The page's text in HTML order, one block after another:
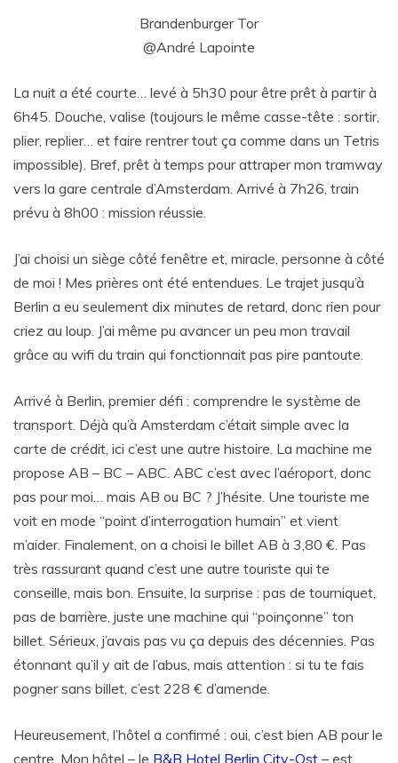
Brandenburger Tor
@André Lapointe
La nuit a été courte… levé à 5h30 pour être prêt à partir à
6h45. Douche, valise (toujours le même casse-tête : sortir,
plier, replier… et faire rentrer tout ça comme dans un Tetris
impossible). Bref, prêt à temps pour attraper mon tramway
vers la gare centrale d’Amsterdam. Arrivé à 7h26, train
prévu à 8h00 : mission réussie.
J’ai choisi un siège côté fenêtre et, miracle, personne à côté
de moi ! Mes prières ont été entendues. Le trajet jusqu’à
Berlin a eu seulement dix minutes de retard, donc rien pour
criez au loup. J’ai même pu avancer un peu mon travail
grâce au wifi du train qui fonctionnait pas pire pantoute.
Arrivé à Berlin, premier défi : comprendre le système de
transport. Déjà qu’à Amsterdam c’était simple avec la
carte de crédit, ici c’est une autre histoire. La machine me
propose AB – BC – ABC. ABC c’est avec l’aéroport, donc
pas pour moi… mais AB ou BC ? J’hésite. Une touriste me
voit en mode “point d’interrogation humain” et vient
m’aider. Finalement, on a choisi le billet AB à 3,80 €. Pas
très rassurant quand c’est une autre touriste qui te
conseille, mais bon. Ensuite, la surprise : pas de tourniquet,
pas de barrière, juste une machine qui “poinçonne” ton
billet. Sérieux, j’avais pas vu ça depuis des décennies. Pas
étonnant qu’il y ait de l’abus, mais attention : si tu te fais
pogner sans billet, c’est 228 € d’amende.
Heureusement, l’hôtel a confirmé : oui, c’est bien AB pour le
centre. Mon hôtel – le B&B Hotel Berlin City-Ost – est